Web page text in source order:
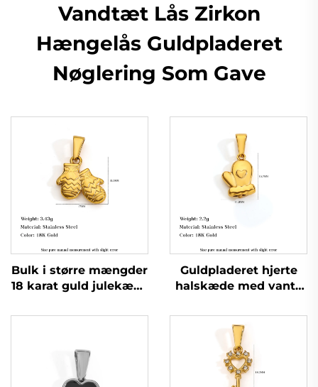
Vandtæt Lås Zirkon
Hængelås Guldpladeret
Nøglering Som Gave
Bulk i større mængder
18 karat guld julekæde
strikket vante
smykker
Guldpladeret hjerte
halskæde med vante
producent